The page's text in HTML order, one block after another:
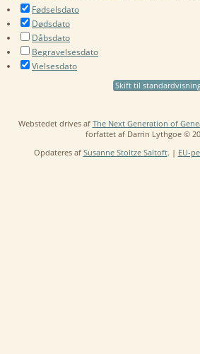
Fødselsdato
Dødsdato
Dåbsdato
Begravelsesdato
Vielsesdato
Skift til
Webstedet drives af The Next Generation of
forfattet af Darrin Lythgoe ©
Opdateres af Susanne Stoltze Saltoft. | EU-